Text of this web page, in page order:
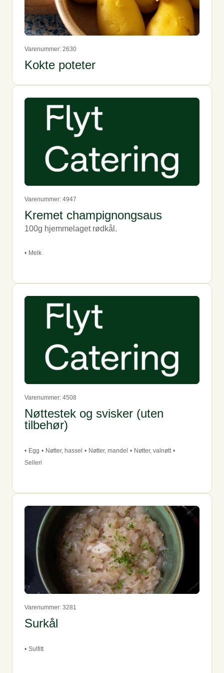
Varenummer: 2630
Kokte poteter
Varenummer: 4947
Kremet champignongsaus
100g hjemmelaget rødkål.
• Melk
Varenummer: 4508
Nøttestek og svisker (uten
tilbehør)
• Egg • Nøtter, hassel • Nøtter, mandel • Nøtter, valnøtt •
Selleri
Varenummer: 3281
Surkål
• Sulfitt